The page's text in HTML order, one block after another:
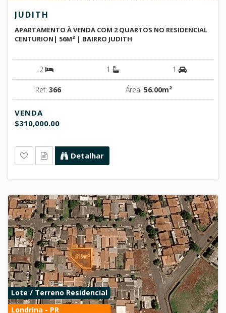
JUDITH
APARTAMENTO À VENDA COM 2 QUARTOS NO RESIDENCIAL
CENTURION| 56M² | BAIRRO JUDITH
2 1 1
Ref: 366 Área: 56.00m²
VENDA
$310,000.00
Detalhar
Lote / Terreno Residencial
Londrina - PR